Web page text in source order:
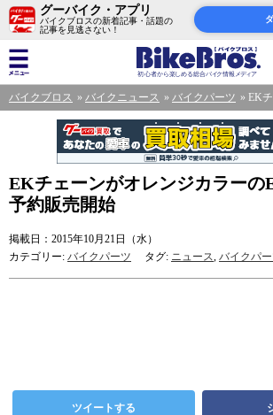
グーバイク・アプリ
バイクブロスの新着記事・話題の
記事を見逃さない！
バイクブロス バイクニュース バイクパーツ EK
EKチェーンがオレンジカラーの
予約販売開始
掲載日：2015年10月21日（水）
カテゴリー: バイクパーツ タグ: ニュース, バイクパ
ツイートする